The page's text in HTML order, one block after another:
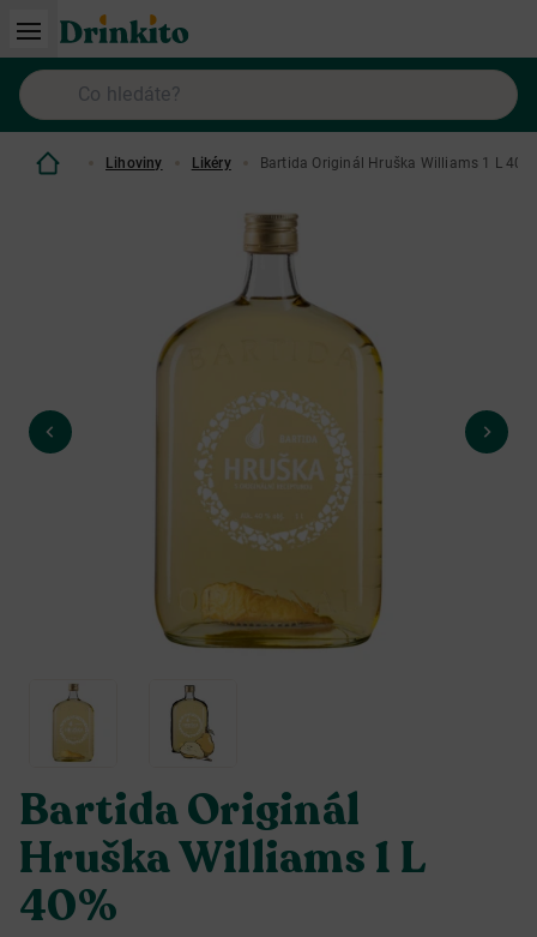
Lihoviny Likéry Bartida Originál Hruška Williams 1 L 40%
Bartida Originál
Hruška Williams 1 L
40%